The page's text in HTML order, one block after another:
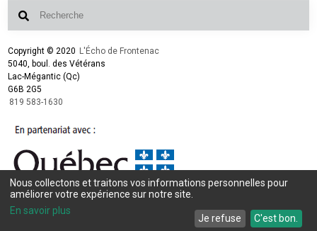
Copyright © 2020 L'Écho de Frontenac
5040, boul. des Vétérans
Lac-Mégantic (Qc)
G6B 2G5
819 583-1630
Conception et design :L'Écho de Frontenac
Intégration et programmation :
Nous collectons et traitons vos informations personnelles pour
améliorer votre expérience sur notre site.
En savoir plus
Je refuse C'est bon.